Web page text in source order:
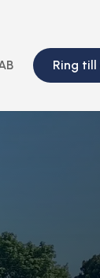
Ring till